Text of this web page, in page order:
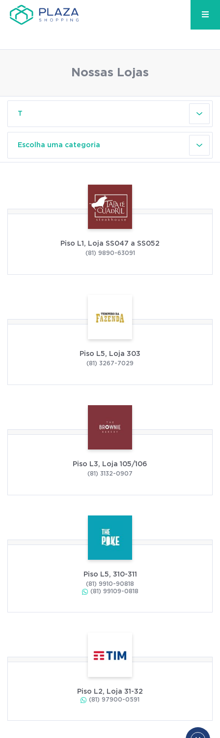
Nossas Lojas
Piso L1, Loja SS047 a SS052
(81) 9890-63091
Piso L5, Loja 303
(81) 3267-7029
Piso L3, Loja 105/106
(81) 3132-0907
Piso L5, 310-311
(81) 9910-90818
(81) 99109-0818
Piso L2, Loja 31-32
(81) 97900-0591